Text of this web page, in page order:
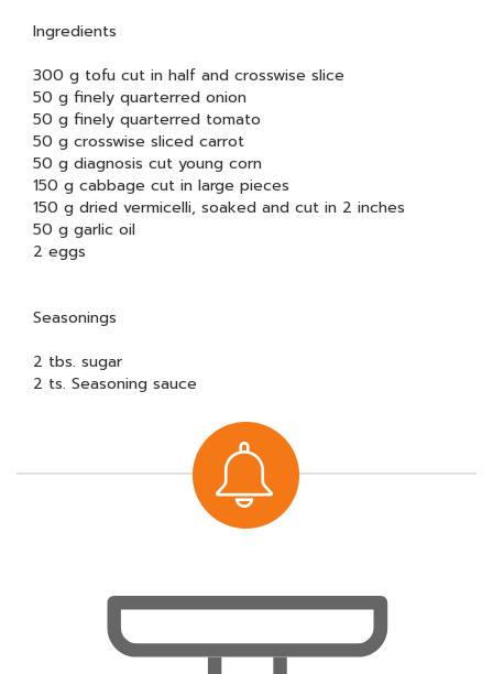
Ingredients
300 g tofu cut in half and crosswise slice
50 g finely quarterred onion
50 g finely quarterred tomato
50 g crosswise sliced carrot
50 g diagnosis cut young corn
150 g cabbage cut in large pieces
150 g dried vermicelli, soaked and cut in 2 inches
50 g garlic oil
2 eggs
Seasonings
2 tbs. sugar
2 ts. Seasoning sauce